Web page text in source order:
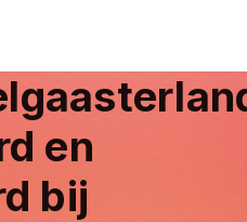
en
bij